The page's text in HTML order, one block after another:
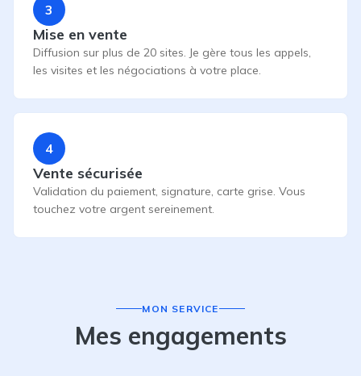
3
Mise en vente
Diffusion sur plus de 20 sites. Je gère tous les appels,
les visites et les négociations à votre place.
4
Vente sécurisée
Validation du paiement, signature, carte grise. Vous
touchez votre argent sereinement.
MON SERVICE
Mes engagements